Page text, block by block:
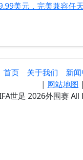
美元，完美兼容任
首页 关于我们 新
| 网站地图 |
世足 2026外围赛